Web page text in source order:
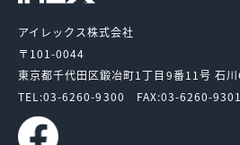
アイレックス株式会社
〒101-0044
東京都千代田区鍛冶町1丁目9番11号 石
TEL:03-6260-9300 FAX:03-6260-9301